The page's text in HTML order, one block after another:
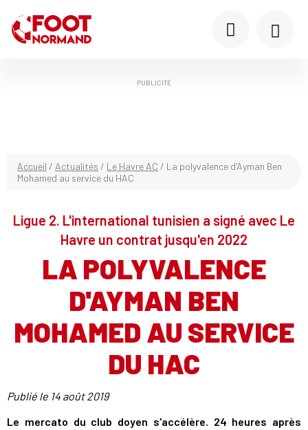
PUBLICITÉ
Accueil / Actualités / Le Havre AC / La polyvalence d’Ayman Ben
Mohamed au service du HAC
Ligue 2. L'international tunisien a signé avec Le
Havre un contrat jusqu'en 2022
LA POLYVALENCE
D'AYMAN BEN
MOHAMED AU SERVICE
DU HAC
Publié le 14 août 2019
Le mercato du club doyen s'accélère. 24 heures après